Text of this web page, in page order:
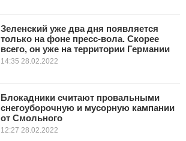
Зеленский уже два дня появляется
только на фоне пресс-вола. Скорее
всего, он уже на территории Германии
14:35 28.02.2022
Блокадники считают провальными
снегоуборочную и мусорную кампании
от Смольного
12:27 28.02.2022